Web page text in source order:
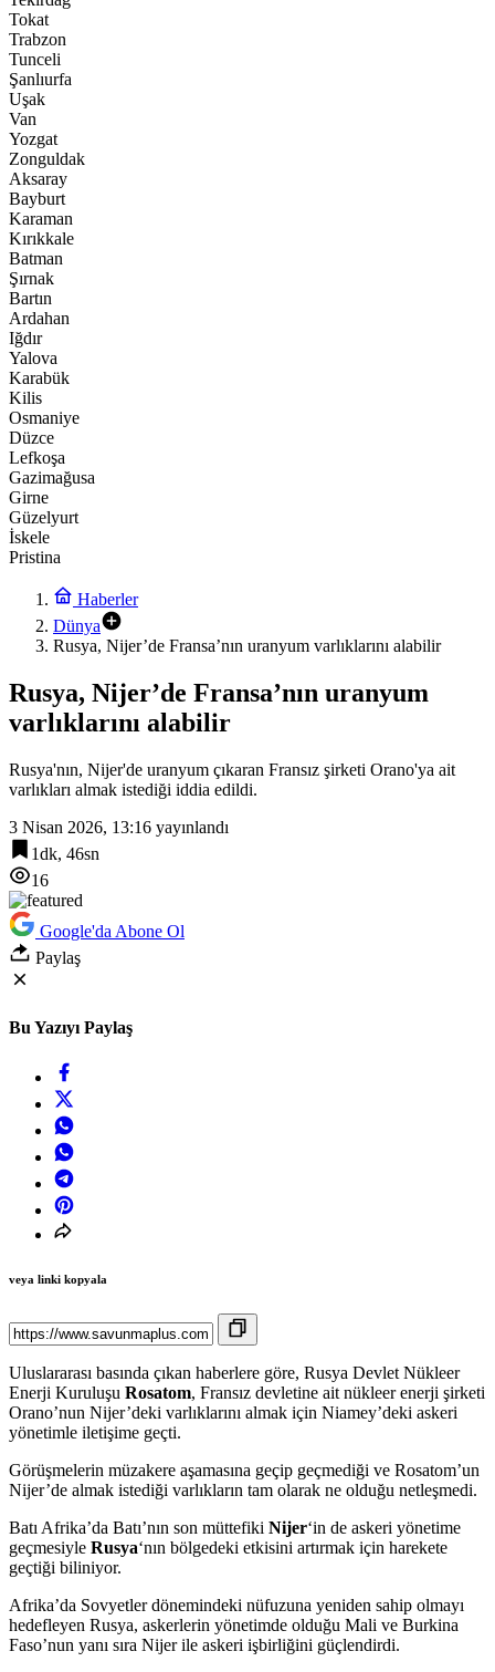
Tokat
Trabzon
Tunceli
Şanlıurfa
Uşak
Van
Yozgat
Zonguldak
Aksaray
Bayburt
Karaman
Kırıkkale
Batman
Şırnak
Bartın
Ardahan
Iğdır
Yalova
Karabük
Kilis
Osmaniye
Düzce
Lefkoşa
Gazimağusa
Girne
Güzelyurt
İskele
Pristina
Haberler
Dünya
Rusya, Nijer’de Fransa’nın uranyum varlıklarını alabilir
Rusya, Nijer’de Fransa’nın uranyum
varlıklarını alabilir
Rusya'nın, Nijer'de uranyum çıkaran Fransız şirketi Orano'ya ait
varlıkları almak istediği iddia edildi.
3 Nisan 2026, 13:16 yayınlandı
1dk, 46sn
16
Google'da Abone Ol
Paylaş
Bu Yazıyı Paylaş
veya linki kopyala
Uluslararası basında çıkan haberlere göre, Rusya Devlet Nükleer
Enerji Kuruluşu Rosatom, Fransız devletine ait nükleer enerji şirketi
Orano’nun Nijer’deki varlıklarını almak için Niamey’deki askeri
yönetimle iletişime geçti.
Görüşmelerin müzakere aşamasına geçip geçmediği ve Rosatom’un
Nijer’de almak istediği varlıkların tam olarak ne olduğu netleşmedi.
Batı Afrika’da Batı’nın son müttefiki Nijer‘in de askeri yönetime
geçmesiyle Rusya‘nın bölgedeki etkisini artırmak için harekete
geçtiği biliniyor.
Afrika’da Sovyetler dönemindeki nüfuzuna yeniden sahip olmayı
hedefleyen Rusya, askerlerin yönetimde olduğu Mali ve Burkina
Faso’nun yanı sıra Nijer ile askeri işbirliğini güçlendirdi.